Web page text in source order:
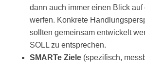
dann auch immer einen Blick auf
werfen. Konkrete
sollten gemeinsam entwickelt
SOLL zu entsprechen.
SMARTe Ziele(spezifisch,